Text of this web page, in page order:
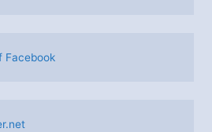
Facebook